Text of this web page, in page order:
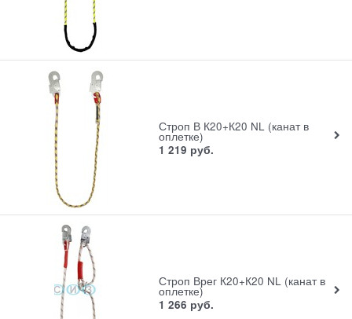
Строп В К20+К20 NL (канат в
оплетке)
1 219 руб.
Строп Врег К20+К20 NL (канат в
оплетке)
1 266 руб.